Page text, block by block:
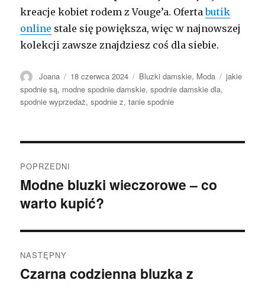
kreacje kobiet rodem z Vouge’a. Ofertabutik
online stale się powiększa, więc w najnowszej
kolekcji zawsze znajdziesz coś dla siebie.
Autor
Joana Opublikowano
18 czerwca 2024 Kategorie
Bluzki damskie, Moda Tagi
jakie
spodnie są, modne spodnie damskie,spodnie damskie dla,
spodnie wyprzedaż,spodnie z,tanie spodnie
wpisu
POPRZEDNI
Poprzedni
wpis:
Modne bluzki wieczorowe – co
warto kupić?
NASTĘPNY
Następny
Czarna codzienna bluzka z